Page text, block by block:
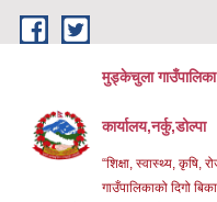
Skip to main content
मुड्केचुला
कार्यालय,नर्कु,डोल्पा
“शिक्षा, स्वास्थ्य, कृषि,
गाउँपालिकाको दिगो